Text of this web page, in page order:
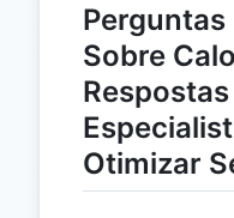
Sobre
Otimizar